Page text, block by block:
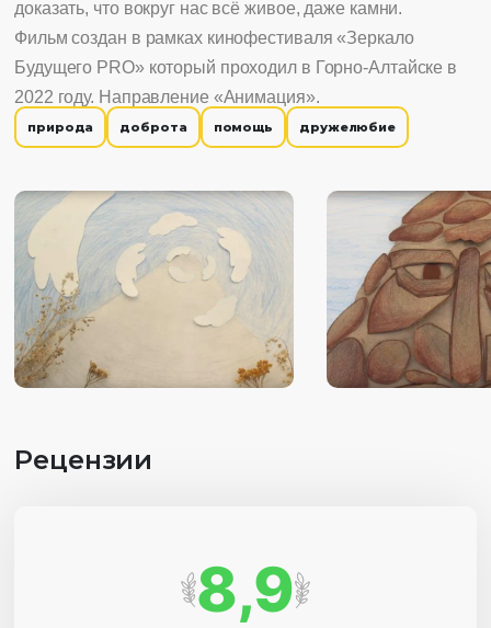
доказать, что вокруг нас всё живое, даже камни.
Фильм создан в рамках кинофестиваля «Зеркало
Будущего PRO» который проходил в Горно-Алтайске в
2022 году. Направление «Анимация».
природа доброта помощь дружелюбие
Рецензии
8,9